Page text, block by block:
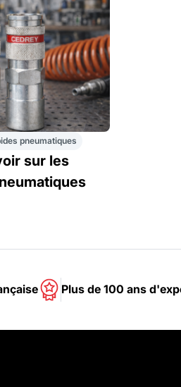
pneumatiques
sur les
Plus de 100 ans